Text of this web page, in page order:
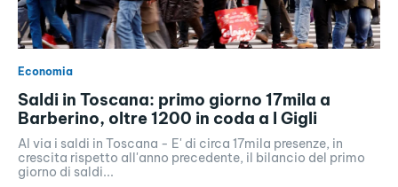
Economia
Saldi in Toscana: primo giorno 17mila a
Barberino, oltre 1200 in coda a I Gigli
Al via i saldi in Toscana - E' di circa 17mila presenze, in
crescita rispetto all'anno precedente, il bilancio del primo
giorno di saldi...